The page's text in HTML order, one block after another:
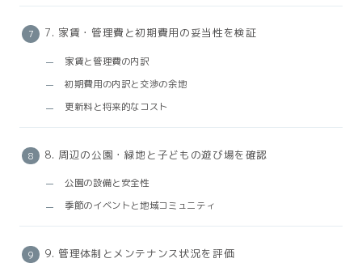
7. 家賃・管理費と初期費用の妥当性を検証
家賃と管理費の内訳
初期費用の内訳と交渉の余地
更新料と将来的なコスト
8. 周辺の公園・緑地と子どもの遊び場を確認
公園の設備と安全性
季節のイベントと地域コミュニティ
9. 管理体制とメンテナンス状況を評価